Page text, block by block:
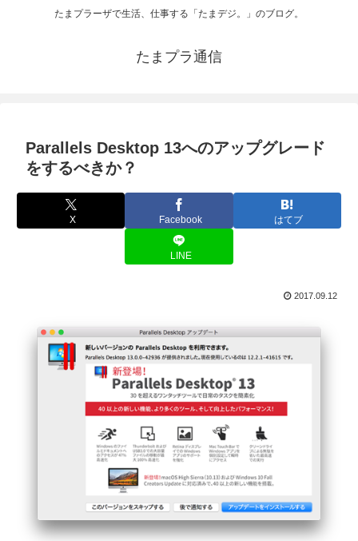
たまプラーザで生活、仕事する「たまデジ。」のブログ。
たまプラ通信
Parallels Desktop 13へのアップグレード
をするべきか？
X Facebook はてブ
LINE
2017.09.12